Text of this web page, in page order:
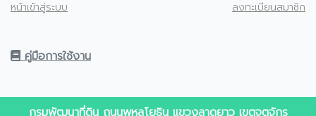
หน้าเข้าสู่ระบบ ลงทะเบียนสมาชิก
คู่มือการใช้งาน
กรมพัฒนาที่ดิน ถนนพหลโยธิน แขวงลาดยาว เขตจตุจักร